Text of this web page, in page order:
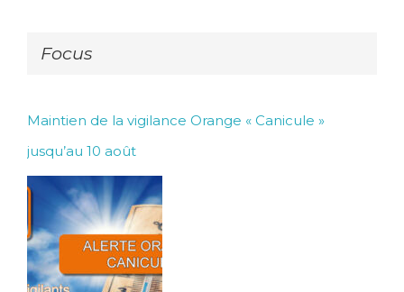
Focus
Maintien de la vigilance Orange « Canicule »
jusqu’au 10 août